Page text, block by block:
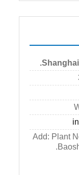
Add: Plant